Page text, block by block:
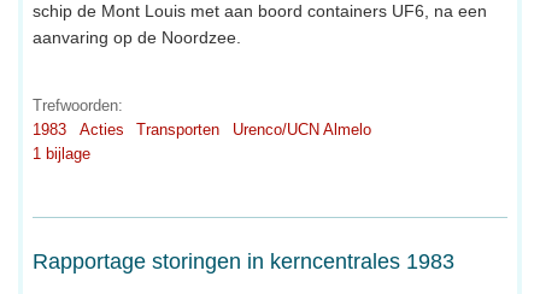
schip de Mont Louis met aan boord containers UF6, na een
aanvaring op de Noordzee.
Trefwoorden:
1983
Acties Transporten
Urenco/UCN Almelo
1 bijlage
Rapportage storingen in kerncentrales 1983